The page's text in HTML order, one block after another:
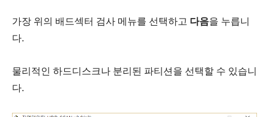
가장 위의 배드섹터 검사 메뉴를 선택하고 다음을 누릅니
다.
물리적인 하드디스크나 분리된 파티션을 선택할 수 있습니
다.